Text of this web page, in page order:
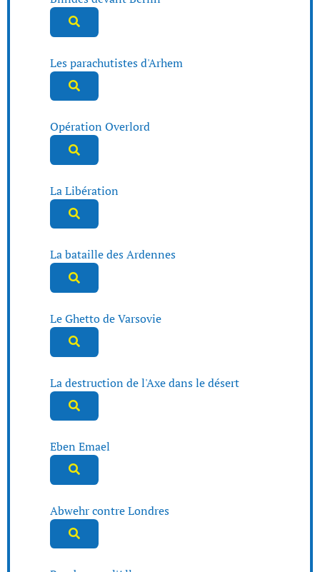
Les parachutistes d'Arhem
Opération Overlord
La Libération
La bataille des Ardennes
Le Ghetto de Varsovie
La destruction de l'Axe dans le désert
Eben Emael
Abwehr contre Londres